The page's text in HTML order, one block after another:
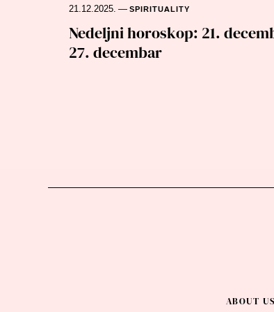
21.12.2025. — SPIRITUALITY
Nedeljni horoskop: 21.
27. decembar
navigation
ABOUT